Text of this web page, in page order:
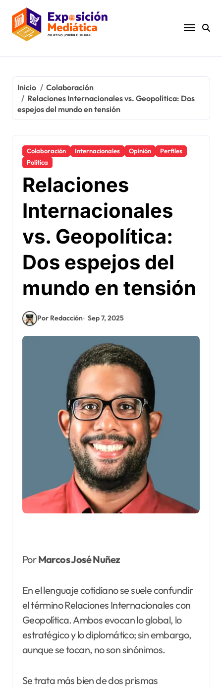
contenido
Inicio
Colaboración
Relaciones Internacionales vs. Geopolítica: Dos
espejos del mundo en tensión
Colaboración Internacionales Opinión
Perfiles
Política
Relaciones
Internacionales
vs. Geopolítica:
Dos espejos del
mundo en tensión
Por Redacción Sep 7, 2025
PorMarcos José Nuñez
En el lenguaje cotidiano se suele confundir
el término Relaciones Internacionales con
Geopolítica. Ambos evocan lo global, lo
estratégico y lo diplomático; sin embargo,
aunque se tocan, no son sinónimos.
Se trata más bien de dos prismas